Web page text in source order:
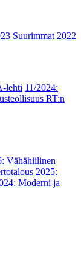
Suurimmat 2022
lehti 11/2024:
RT:n
Vähähiilinen
2025:
Moderni ja